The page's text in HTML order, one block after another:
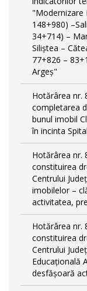
"Modernizare
148+980)
34+714) –
Siliștea –
77+826 –
Argeș"
Hotărârea nr.
completarea
bunul imobil
în incinta
Hotărârea nr.
constituirea
Centrului
imobilelor –
activitatea,
Hotărârea nr.
constituirea
Centrului
Educațională
desfășoară